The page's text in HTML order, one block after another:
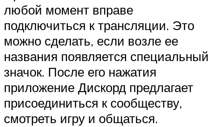
любой момент вправе
подключиться к трансляции. Это
можно сделать, если возле ее
названия появляется специальный
значок. После его нажатия
приложение Дискорд предлагает
присоединиться к сообществу,
смотреть игру и общаться.